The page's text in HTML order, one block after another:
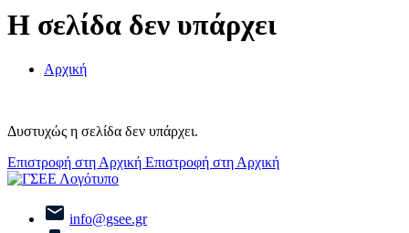
Η σελίδα δεν υπάρχει
Αρχική
Δυστυχώς η σελίδα δεν υπάρχει.
Επιστροφή στη Αρχική Επιστροφή στη Αρχική
info@gsee.gr